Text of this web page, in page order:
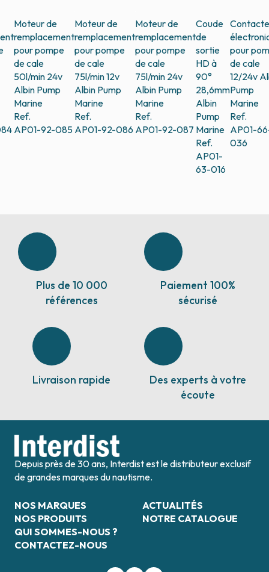
Moteur de
remplacement
pour pompe
de cale
50l/min 24v
Albin Pump
Marine
Ref.
AP01-92-085
Moteur de
remplacement
pour pompe
de cale
75l/min 12v
Albin Pump
Marine
Ref.
AP01-92-086
Moteur de
remplacement
pour pompe
de cale
75l/min 24v
Albin Pump
Marine
Ref.
AP01-92-087
Coude
de
sortie
HD à
90°
28,6mm
Albin
Pump
Marine
Ref.
AP01-
63-016
pour
de cale
12/24v
Pump
Marine
Ref.
AP01-
036
Plus de 10 000
références
Paiement 100%
sécurisé
Livraison rapide
Des experts à votre
écoute
Depuis près de 30 ans, Interdist est le distributeur exclusif
de grandes marques du nautisme.
NOS MARQUES
NOS PRODUITS
QUI SOMMES-NOUS ?
CONTACTEZ-NOUS
ACTUALITÉS
NOTRE CATALOGUE